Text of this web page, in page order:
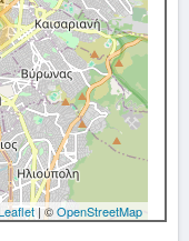
| ©OpenStreetMap